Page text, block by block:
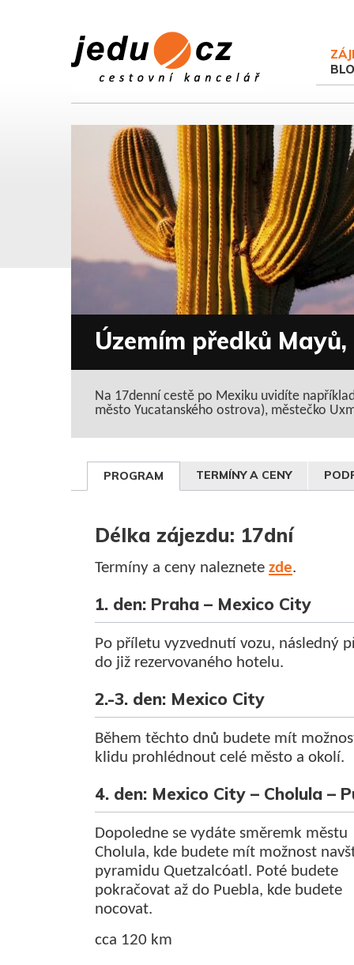
Územím předků
Na 17denní cestě po Mexiku uvidíte
město Yucatanského ostrova), městečko
PROGRAM TERMÍNY A CENY
Délka zájezdu: 17dní
Termíny a ceny naleznete zde.
1. den: Praha – Mexico City
Po příletu vyzvednutí vozu, následný
do již rezervovaného hotelu.
2.-3. den: Mexico City
Během těchto dnů budete mít
klidu prohlédnout celé město a okolí.
4. den: Mexico City – Cholula –
Dopoledne se vydáte směremk městu
Cholula, kde budete mít možnost
pyramidu Quetzalcóatl. Poté budete
pokračovat až do Puebla, kde budete
nocovat.
cca 120 km